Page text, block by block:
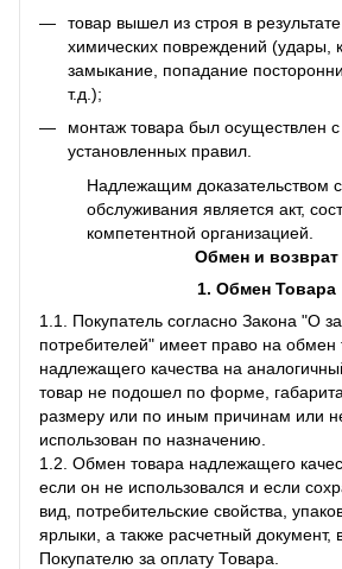
товар вышел из строя в
химических повреждений (удары,
замыкание, попадание
т.д.);
монтаж товара был осуществлен
установленных правил.
Надлежащим доказательством
обслуживания является акт,
компетентной организацией.
Обмен и возврат
1. Обмен Товара
1.1. Покупатель согласно Закона "О
потребителей" имеет право на обмен
надлежащего качества на
товар не подошел по форме,
размеру или по иным причинам или
использован по назначению.
1.2. Обмен товара надлежащего
если он не использовался и если
вид, потребительские свойства,
ярлыки, а также расчетный документ,
Покупателю за оплату Товара.